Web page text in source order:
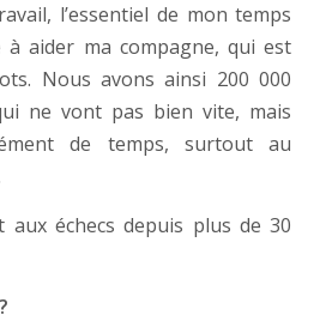
l’essentiel de mon temps
à aider ma compagne, qui est
Nous avons ainsi 200 000
ne vont pas bien vite, mais
de temps, surtout au
aux échecs depuis plus de 30